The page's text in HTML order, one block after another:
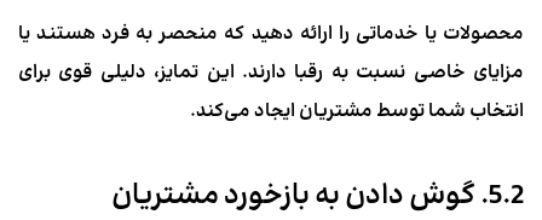
محصولات یا خدماتی را ارائه دهید که منحصر به فرد هستند یا
مزایای خاصی نسبت به رقبا دارند. این تمایز، دلیلی قوی برای
انتخاب شما توسط مشتریان ایجاد می‌کند.
5.2. گوش دادن به بازخورد مشتریان